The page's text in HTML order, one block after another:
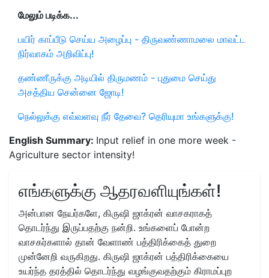
மேலும் படிக்க...
பயிர் காப்பீடு செய்ய அழைப்பு - திருவண்ணாமலை மாவட்ட
நிர்வாகம் அறிவிப்பு!
தண்ணீருக்கு அடியில் திருமணம் - புதுமை செய்து
அசத்திய சென்னை ஜோடி!
நெல்லுக்கு எவ்வளவு நீர் தேவை? தெரியுமா உங்களுக்கு!
English Summary: Input relief in one more week -
Agriculture sector intensity!
எங்களுக்கு ஆதரவளியுங்கள்!
அன்பான நேயர்களே, கிருஷி ஜாக்ரன் வாசகராகத்
தொடர்ந்து இருப்பதற்கு நன்றி. உங்களைப் போன்ற
வாசகர்களால் தான் வேளாண் பத்திரிக்கைத் துறை
முன்னேறி வருகிறது. கிருஷி ஜாக்ரன் பத்திரிக்கையை
உயர்ந்த தரத்தில் தொடர்ந்து வழங்குவதற்கும் கிராமப்புற